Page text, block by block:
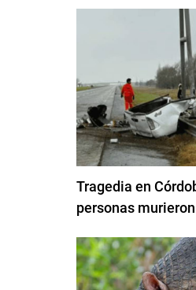
Tragedia en
personas murieron